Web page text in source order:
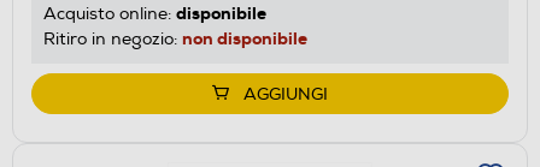
Acquisto online: disponibile
Ritiro in negozio: non disponibile
AGGIUNGI